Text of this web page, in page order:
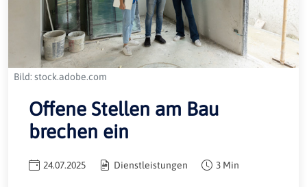
Bild: stock.adobe.com
Offene Stellen am Bau
brechen ein
24.07.2025 Dienstleistungen 3 Min